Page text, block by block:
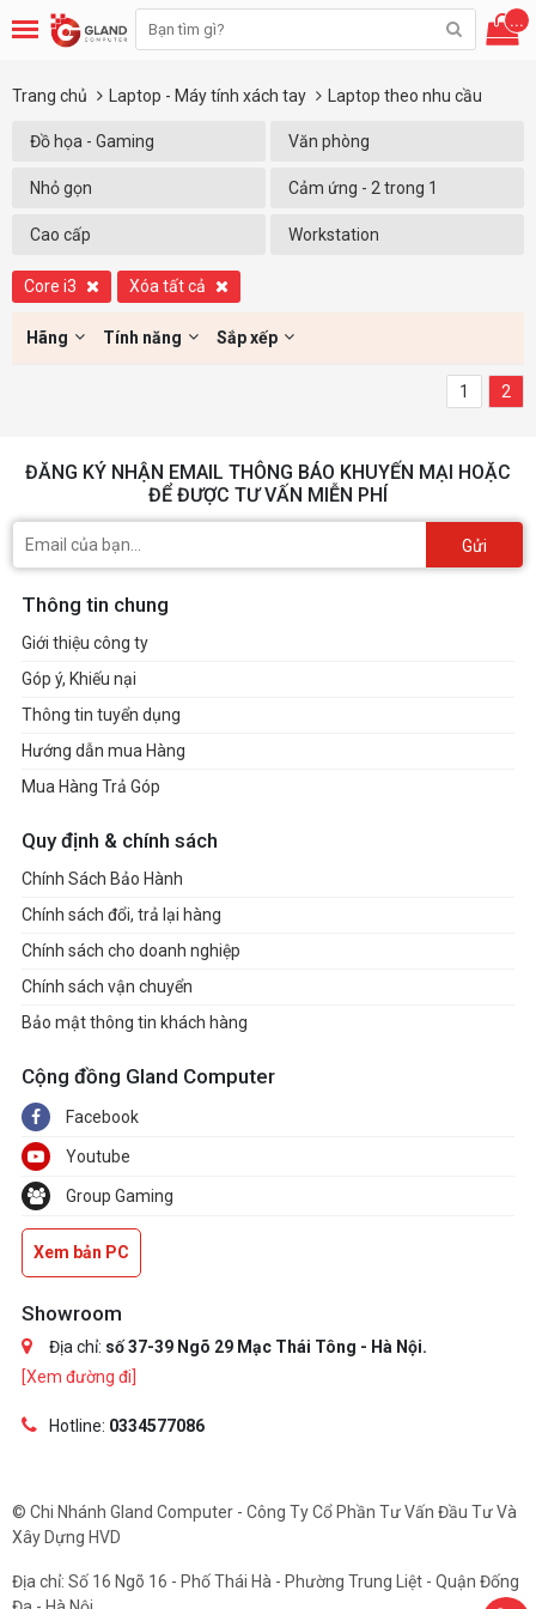
...
Trang chủ Laptop - Máy tính xách tay Laptop theo nhu cầu
Đồ họa - Gaming Văn phòng
Nhỏ gọn Cảm ứng - 2 trong 1
Cao cấp Workstation
Core i3 Xóa tất cả
Hãng Tính năng Sắp xếp
1 2
ĐĂNG KÝ NHẬN EMAIL THÔNG BÁO KHUYẾN MẠI HOẶC
ĐỂ ĐƯỢC TƯ VẤN MIỄN PHÍ
Gửi
Thông tin chung
Giới thiệu công ty
Góp ý, Khiếu nại
Thông tin tuyển dụng
Hướng dẫn mua Hàng
Mua Hàng Trả Góp
Quy định & chính sách
Chính Sách Bảo Hành
Chính sách đổi, trả lại hàng
Chính sách cho doanh nghiệp
Chính sách vận chuyển
Bảo mật thông tin khách hàng
Cộng đồng Gland Computer
Facebook
Youtube
Group Gaming
Xem bản PC
Showroom
Địa chỉ: số 37-39 Ngõ 29 Mạc Thái Tông - Hà Nội.
[Xem đường đi]
Hotline: 0334577086
© Chi Nhánh Gland Computer - Công Ty Cổ Phần Tư Vấn Đầu Tư Và
Xây Dựng HVD
Địa chỉ: Số 16 Ngõ 16 - Phố Thái Hà - Phường Trung Liệt - Quận Đống